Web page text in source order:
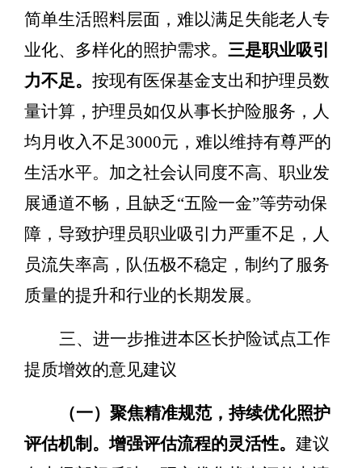
简单生活照料层面，难以满足失能老人专
业化、多样化的照护需求。三是职业吸引
力不足。按现有医保基金支出和护理员数
量计算，护理员如仅从事长护险服务， 人
均月收入不足3000元 ，难以维持有尊严的
生活水平。加之社会认同度不高、职业发
展通道不畅， 且缺乏“五险一金”等劳动保
障， 导致护理员职业吸引力严重不足，人
员流失率高，队伍极不稳定，制约了服务
质量的提升和行业的长期发展。
三、进一步推进本区长护险试点工作
提质增效的意见建议
（一）聚焦精准规范，持续优化照护
评估机制。增强评估流程的灵活性。建议